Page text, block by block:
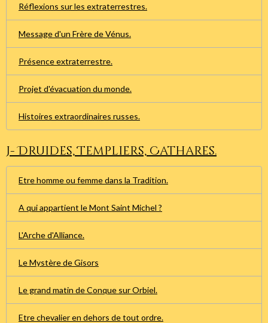
Réflexions sur les extraterrestres.
Message d'un Frère de Vénus.
Présence extraterrestre.
Projet d'évacuation du monde.
Histoires extraordinaires russes.
J- Druides, Templiers, Cathares.
Etre homme ou femme dans la Tradition.
A qui appartient le Mont Saint Michel ?
L'Arche d'Alliance.
Le Mystère de Gisors
Le grand matin de Conque sur Orbiel.
Etre chevalier en dehors de tout ordre.